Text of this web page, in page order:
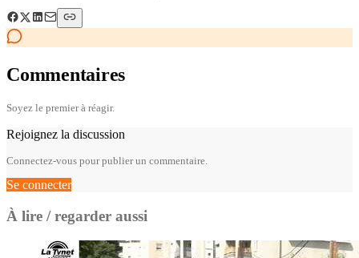
Commentaires
Soyez le premier à réagir.
Rejoignez la discussion
Connectez-vous pour publier un commentaire.
Se connecter
À lire / regarder aussi